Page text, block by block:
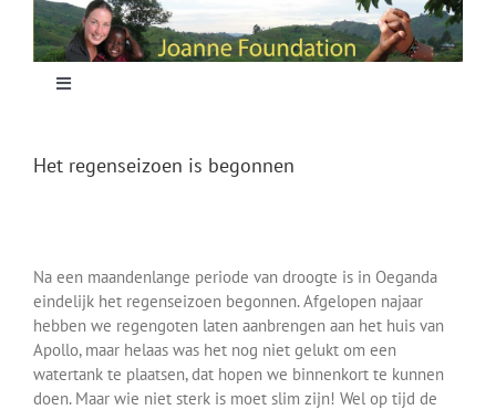
content
Toggle
Projecten
Nieuws
Het regenseizoen is begonnen
Na een maandenlange periode van droogte is in Oeganda
eindelijk het regenseizoen begonnen. Afgelopen najaar
hebben we regengoten laten aanbrengen aan het huis van
Apollo, maar helaas was het nog niet gelukt om een
watertank te plaatsen, dat hopen we binnenkort te kunnen
doen. Maar wie niet sterk is moet slim zijn! Wel op tijd de